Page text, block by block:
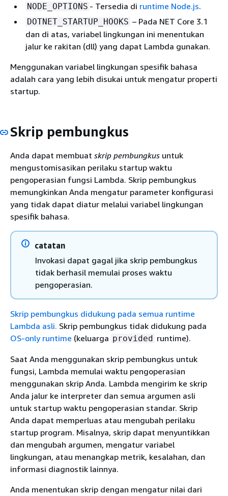
NODE_OPTIONS - Tersedia di runtime Node.js.
DOTNET_STARTUP_HOOKS – Pada NET Core 3.1
dan di atas, variabel lingkungan ini menentukan
jalur ke rakitan (dll) yang dapat Lambda gunakan.
Menggunakan variabel lingkungan spesifik bahasa
adalah cara yang lebih disukai untuk mengatur properti
startup.
Skrip pembungkus
Anda dapat membuat skrip pembungkus untuk
mengustomisasikan perilaku startup waktu
pengoperasian fungsi Lambda. Skrip pembungkus
memungkinkan Anda mengatur parameter konfigurasi
yang tidak dapat diatur melalui variabel lingkungan
spesifik bahasa.
catatan
Invokasi dapat gagal jika skrip pembungkus
tidak berhasil memulai proses waktu
pengoperasian.
Skrip pembungkus didukung pada semua runtime
Lambda asli. Skrip pembungkus tidak didukung pada
OS-only runtime (keluarga provided runtime).
Saat Anda menggunakan skrip pembungkus untuk
fungsi, Lambda memulai waktu pengoperasian
menggunakan skrip Anda. Lambda mengirim ke skrip
Anda jalur ke interpreter dan semua argumen asli
untuk startup waktu pengoperasian standar. Skrip
Anda dapat memperluas atau mengubah perilaku
startup program. Misalnya, skrip dapat menyuntikkan
dan mengubah argumen, mengatur variabel
lingkungan, atau menangkap metrik, kesalahan, dan
informasi diagnostik lainnya.
Anda menentukan skrip dengan mengatur nilai dari